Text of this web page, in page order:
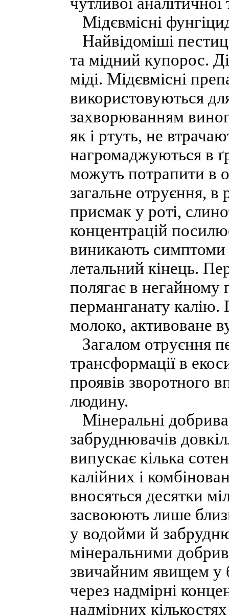
Мідєвмісні
Найвідоміші
та мідний купорос.
міді. Мідєвмісні
використовуються
захворюванням
як і ртуть, не
нагромаджуються в
можуть потрапити в
загальне отруєння, в
присмак у роті,
концентрацій
виникають симптоми
летальний кінець.
полягає в
перманганату калію.
молоко, активоване
Загалом отруєння
трансформації в
проявів зворотного
людину.
Мінеральні
забруднювачів
випускає кілька
калійних і
вносяться десятки
засвоюють лише
у водойми й
мінеральними
звичайним явищем у
через надмірні
надмірних